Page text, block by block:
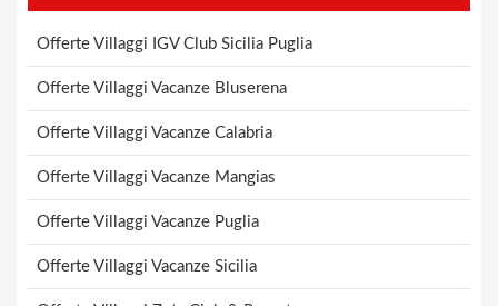
Offerte Villaggi IGV Club Sicilia Puglia
Offerte Villaggi Vacanze Bluserena
Offerte Villaggi Vacanze Calabria
Offerte Villaggi Vacanze Mangias
Offerte Villaggi Vacanze Puglia
Offerte Villaggi Vacanze Sicilia